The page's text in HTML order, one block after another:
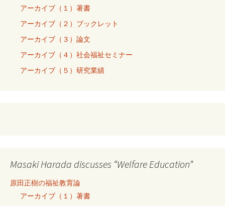
アーカイブ（１）著書
アーカイブ（２）ブックレット
アーカイブ（３）論文
アーカイブ（４）社会福祉セミナー
アーカイブ（５）研究業績
Masaki Harada discusses “Welfare Education”
原田正樹の福祉教育論
アーカイブ（１）著書